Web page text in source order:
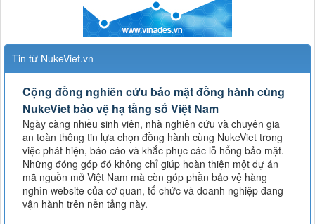
Tin từ NukeViet.vn
Cộng đồng nghiên cứu bảo mật đồng hành cùng
NukeViet bảo vệ hạ tầng số Việt Nam
Ngày càng nhiều sinh viên, nhà nghiên cứu và chuyên gia
an toàn thông tin lựa chọn đồng hành cùng NukeViet trong
việc phát hiện, báo cáo và khắc phục các lỗ hổng bảo mật.
Những đóng góp đó không chỉ giúp hoàn thiện một dự án
mã nguồn mở Việt Nam mà còn góp phần bảo vệ hàng
nghìn website của cơ quan, tổ chức và doanh nghiệp đang
vận hành trên nền tảng này.